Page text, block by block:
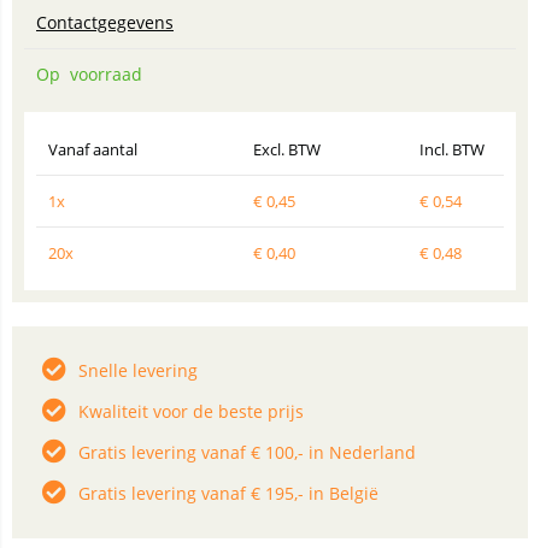
Contactgegevens
Op voorraad
Vanaf aantal Excl. BTW Incl. BTW
1x €0,45 €0,54
20x €0,40 €0,48
Snelle levering
Kwaliteit voor de beste prijs
Gratis levering vanaf € 100,- in Nederland
Gratis levering vanaf € 195,- in België